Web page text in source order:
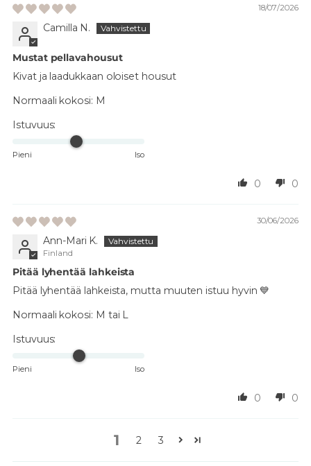
18/07/2026
Camilla N.
Mustat pellavahousut
Kivat ja laadukkaan oloiset housut
Normaali kokosi: M
Istuvuus:
Pieni Iso
0 0
30/06/2026
Ann-Mari K.
Finland
Pitää lyhentää lahkeista
Pitää lyhentää lahkeista, mutta muuten istuu hyvin 💙
Normaali kokosi: M tai L
Istuvuus:
Pieni Iso
0 0
1 2 3